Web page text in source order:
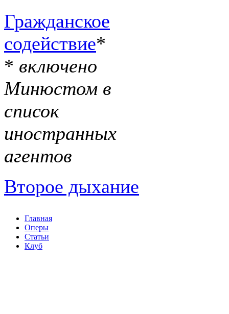
Гражданское
содействие*
* включено
Минюстом в
список
иностранных
агентов
Второе дыхание
Главная
Оперы
Статьи
Клуб